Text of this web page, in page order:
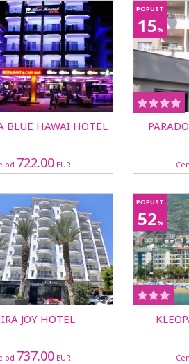
BLUE HAWAI HOTEL
od 722.00EUR
POPUST
15%
JOY HOTEL
od 737.00EUR
POPUST
52%